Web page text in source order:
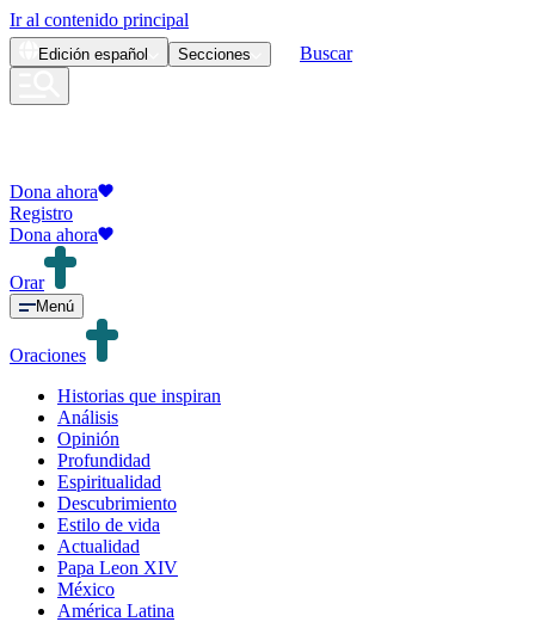
Ir al contenido principal
Edición español Secciones Buscar
Dona ahora
Registro
Dona ahora
Orar
Menú
Oraciones
Historias que inspiran
Análisis
Opinión
Profundidad
Espiritualidad
Descubrimiento
Estilo de vida
Actualidad
Papa Leon XIV
México
América Latina